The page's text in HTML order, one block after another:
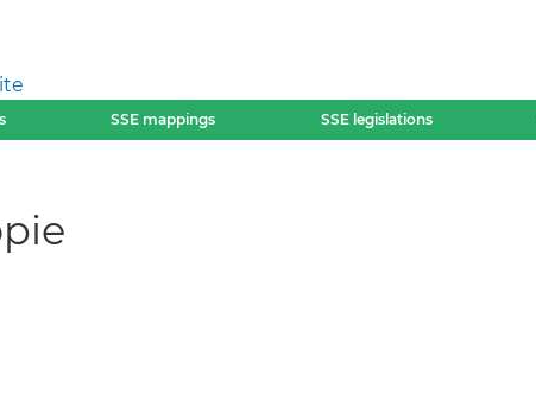
SSE mappings SSE legislations